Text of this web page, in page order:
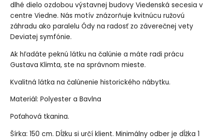
dlhé dielo ozdobou výstavnej budovy Viedenská secesia v
centre Viedne. Nás motív znázorňuje kvitnúcu ružovú
záhradu ako paralelu Ódy na radosť zo záverečnej vety
Deviatej symfónie.
Ak hľadáte peknú látku na čalúnie a máte radi prácu
Gustava Klimta, ste na správnom mieste.
Kvalitná látka na čalúnenie historického nábytku.
Materiál: Polyester a Bavlna
Poťahová tkanina.
Šírka: 150 cm. Dĺžku si určí klient. Minimálny odber je dĺžka 1